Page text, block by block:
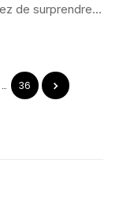
de surprendre...
… 36